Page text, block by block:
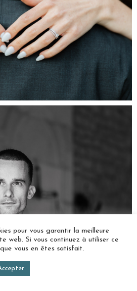
pour vous garantir la meilleure
web. Si vous continuez à utiliser ce
vous en êtes satisfait.